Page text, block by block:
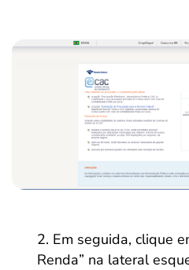
Em seguida, clique
Renda” na lateral